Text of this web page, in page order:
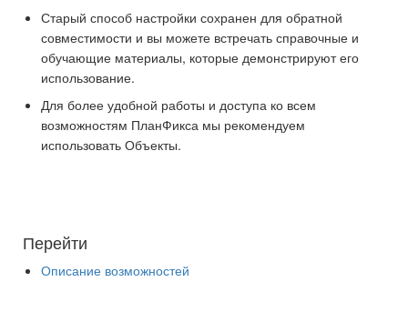
Старый способ настройки сохранен для обратной
совместимости и вы можете встречать справочные и
обучающие материалы, которые демонстрируют его
использование.
Для более удобной работы и доступа ко всем
возможностям ПланФикса мы рекомендуем
использовать Объекты.
Перейти
Описание возможностей